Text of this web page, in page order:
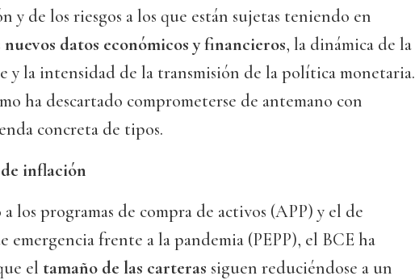
y de los riesgos a los que están sujetas teniendo en
nuevos datos económicos y financieros, la dinámica de la
y la intensidad de la transmisión de la política monetaria.
ha descartado comprometerse de antemano con
concreta de tipos.
inflación
los programas de compra de activos (APP) y el de
emergencia frente a la pandemia (PEPP), el BCE ha
el tamaño de las carteras siguen reduciéndose a un